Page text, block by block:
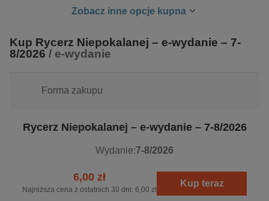
założyciela, przypominając o wierze, nadziei i oddaniu
Zobacz inne opcje kupna
Kup Rycerz Niepokalanej – e-wydanie – 7-
8/2026 / e-wydanie
Forma zakupu
Rycerz Niepokalanej – e-wydanie – 7-8/2026
Wydanie:7-8/2026
6,00 zł
Najniższa cena z ostatnich 30 dni: 6,00 zł
Kup teraz